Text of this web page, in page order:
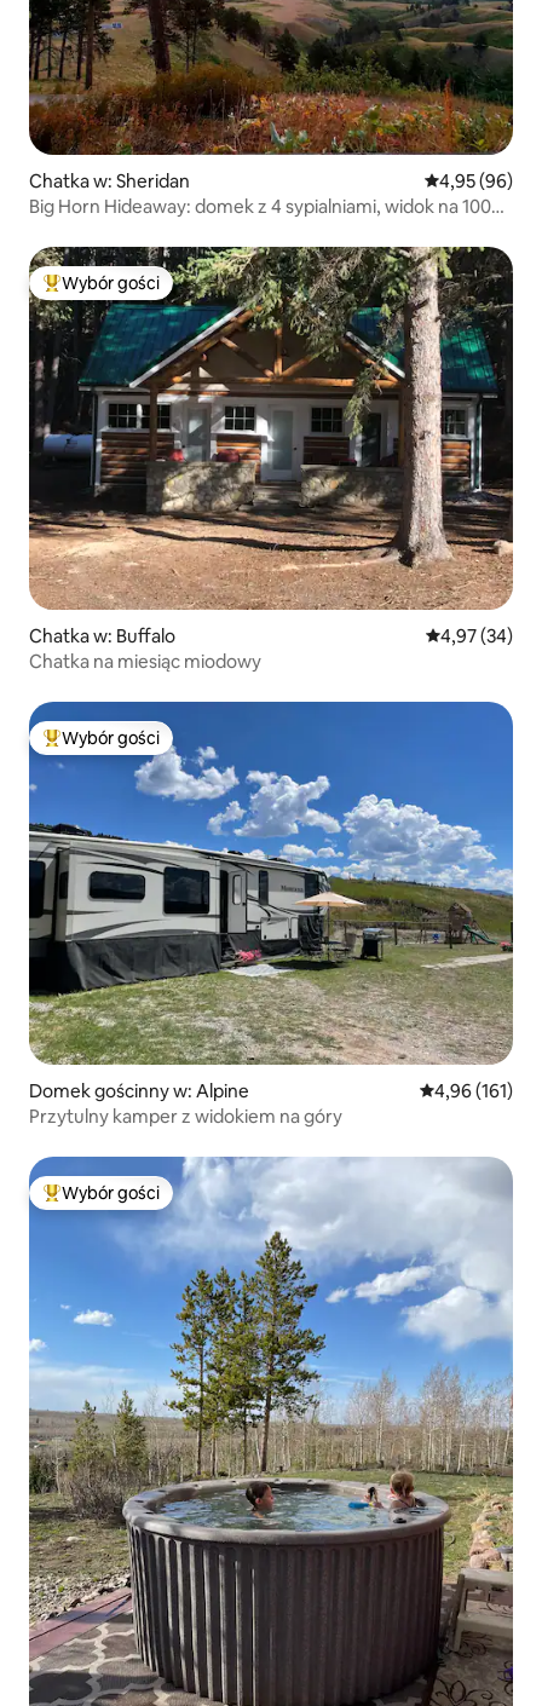
Chatka w: Sheridan Średnia
4,95 (96)
Big Horn Hideaway: domek z 4 sypialniami, widok na 100
Najpopularniejsze z kategorii Wybór gości
Wybór gości
Chatka w: Buffalo Średnia
4,97 (34)
Chatka na miesiąc miodowy
Najpopularniejsze z kategorii Wybór gości
Wybór gości
Domek gościnny w: Alpine Średnia
4,96 (161)
Przytulny kamper z widokiem na góry
Najpopularniejsze z kategorii Wybór gości
Wybór gości